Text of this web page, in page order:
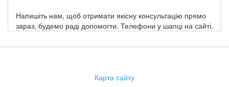
Напишіть нам, щоб отримати якісну консультацію прямо
зараз, будемо раді допомогти. Телефони у шапці на сайті.
Карта сайту